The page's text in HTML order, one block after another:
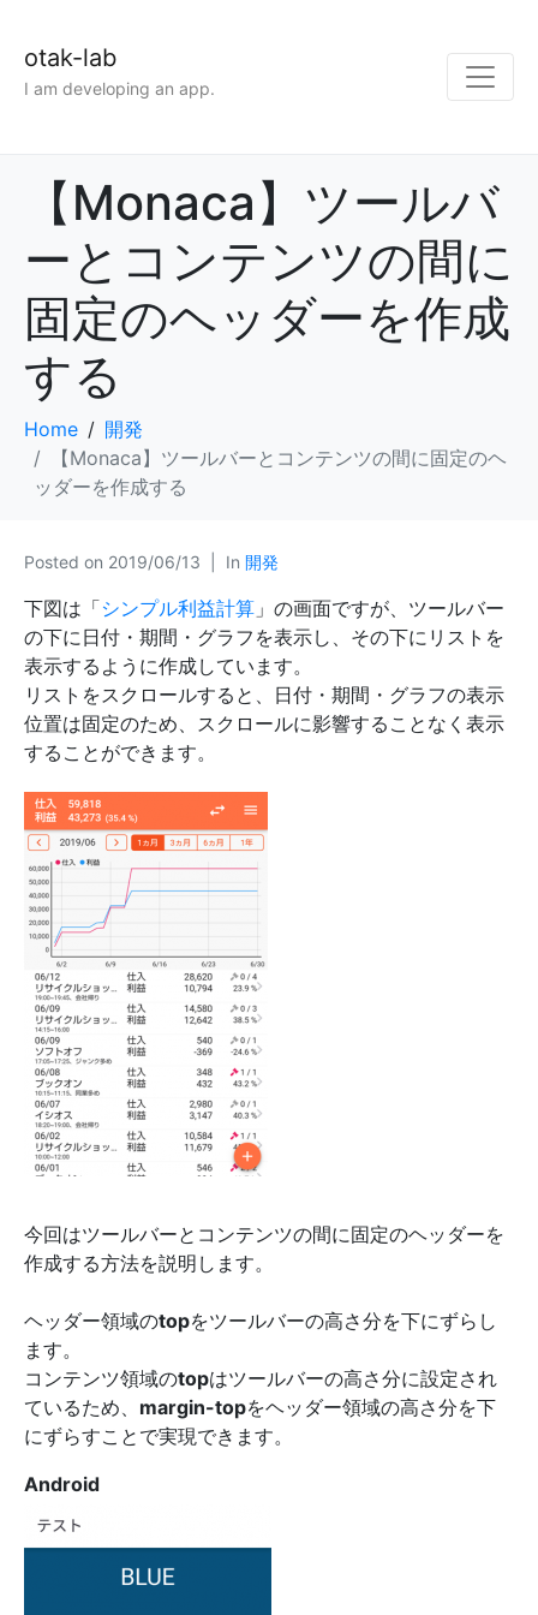
otak-lab
I am developing an app.
【Monaca】ツールバ
ーとコンテンツの間に
固定のヘッダーを作成
する
Home
開発
【Monaca】ツールバーとコンテンツの間に固定のヘ
ッダーを作成する
Posted on 2019/06/13 In 開発
下図は「シンプル利益計算 」の画面ですが、ツールバー
の下に日付・期間・グラフを表示し、その下にリストを
表示するように作成しています。
リストをスクロールすると、日付・期間・グラフの表示
位置は固定のため、スクロールに影響することなく表示
することができます。
今回はツールバーとコンテンツの間に固定のヘッダーを
作成する方法を説明します。
ヘッダー領域のtopをツールバーの高さ分を下にずらし
ます。
コンテンツ領域のtopはツールバーの高さ分に設定され
ているため、 margin-topをヘッダー領域の高さ分を下
にずらすことで実現できます。
Android